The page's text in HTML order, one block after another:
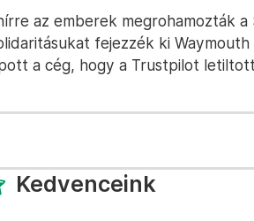
az emberek megrohamozták
fejezzék ki
a cég, hogy a Trustpilot
Kedvenceink